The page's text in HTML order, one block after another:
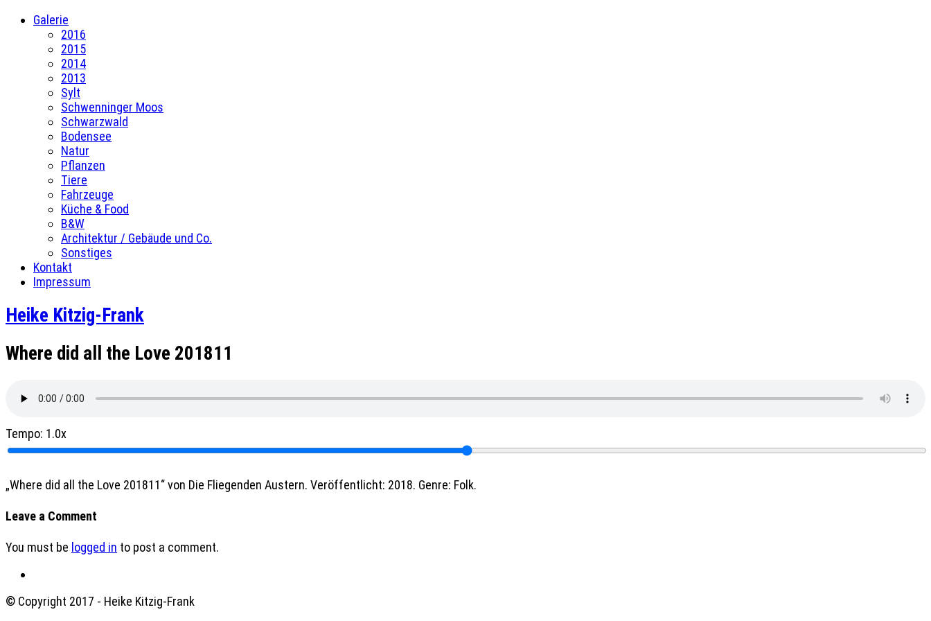
Galerie
2016
2015
2014
2013
Sylt
Schwenninger Moos
Schwarzwald
Bodensee
Natur
Pflanzen
Tiere
Fahrzeuge
Küche & Food
B&W
Architektur / Gebäude und Co.
Sonstiges
Kontakt
Impressum
Heike Kitzig-Frank
Where did all the Love 201811
Tempo: 1.0x
„Where did all the Love 201811“ von Die Fliegenden Austern. Veröffentlicht: 2018. Genre: Folk.
Leave a Comment
You must be logged in to post a comment.
© Copyright 2017 - Heike Kitzig-Frank